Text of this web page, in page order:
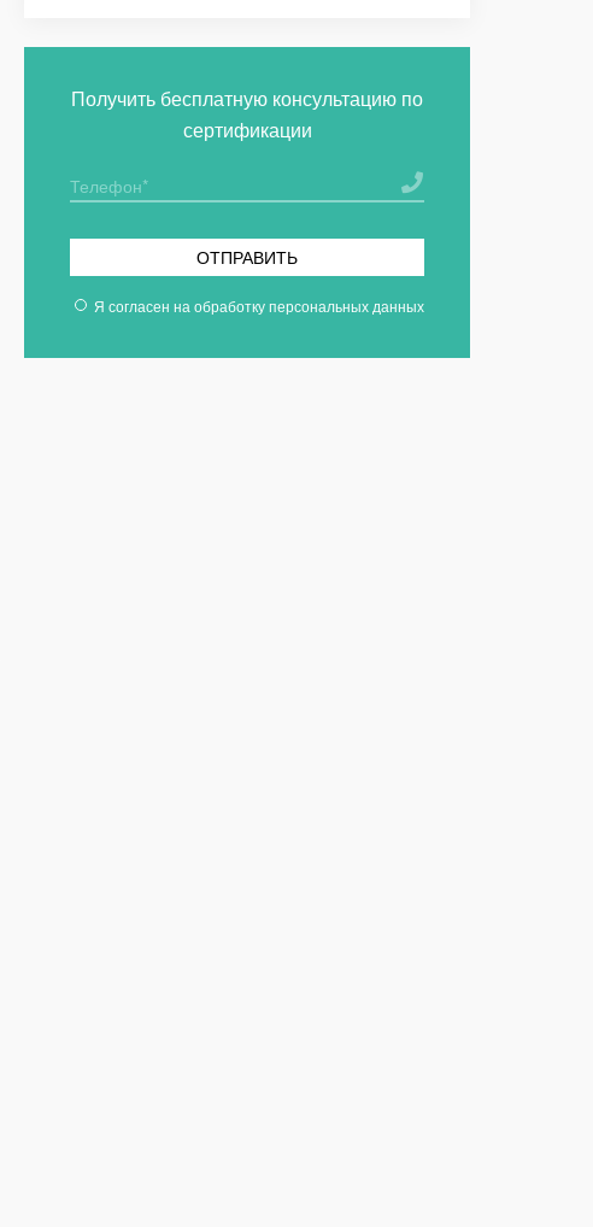
Получить бесплатную консультацию по
сертификации
ОТПРАВИТЬ
Я согласен на обработку персональных данных